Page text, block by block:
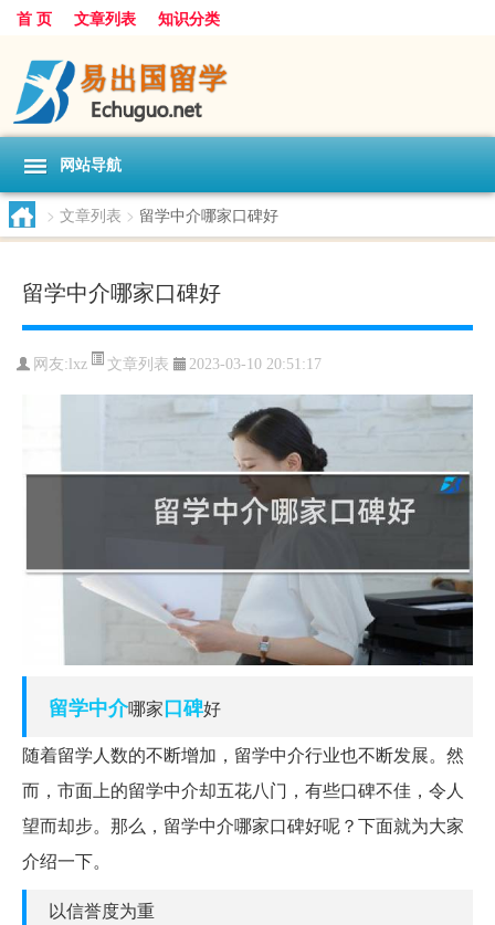
首 页 文章列表 知识分类
网站导航
> 文章列表 > 留学中介哪家口碑好
留学中介哪家口碑好
网友: lxz 文章列表 2023-03-10 20:51:17
留学中介哪家口碑好
随着留学人数的不断增加，留学中介行业也不断发展。然
而，市面上的留学中介却五花八门，有些口碑不佳，令人
望而却步。那么，留学中介哪家口碑好呢？下面就为大家
介绍一下。
以信誉度为重